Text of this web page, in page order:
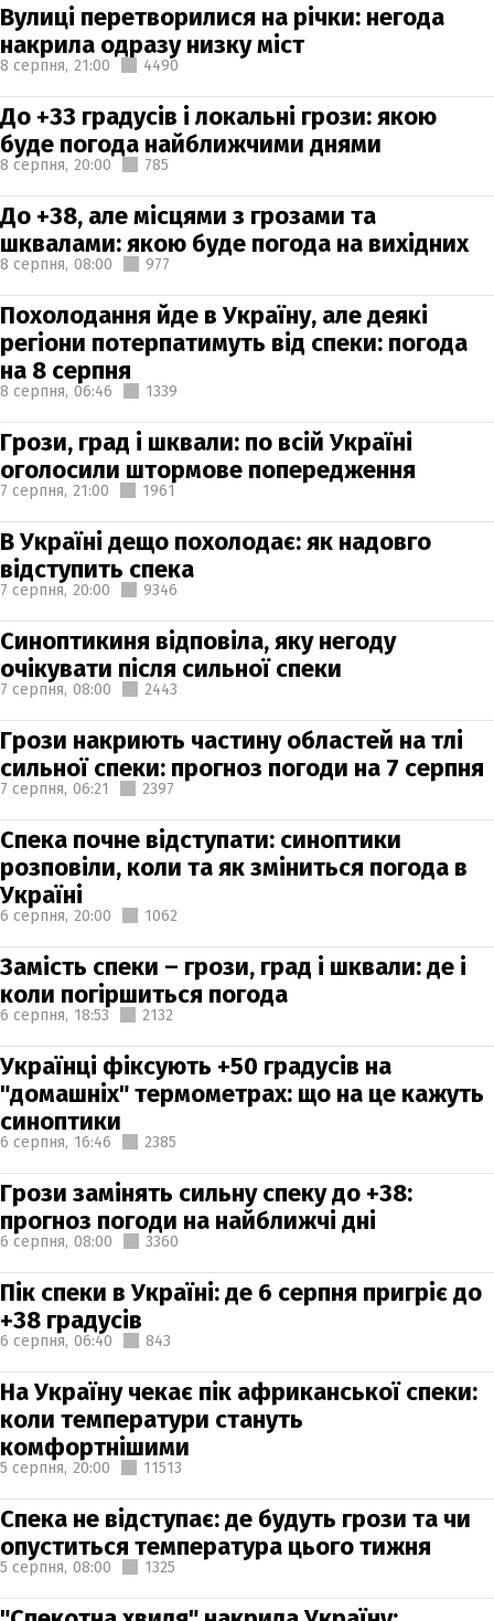
Вулиці перетворилися на річки: негода
накрила одразу низку міст
8 серпня, 21:00 4490
До +33 градусів і локальні грози: якою
буде погода найближчими днями
8 серпня, 20:00 785
До +38, але місцями з грозами та
шквалами: якою буде погода на вихідних
8 серпня, 08:00 977
Похолодання йде в Україну, але деякі
регіони потерпатимуть від спеки: погода
на 8 серпня
8 серпня, 06:46 1339
Грози, град і шквали: по всій Україні
оголосили штормове попередження
7 серпня, 21:00 1961
В Україні дещо похолодає: як надовго
відступить спека
7 серпня, 20:00 9346
Синоптикиня відповіла, яку негоду
очікувати після сильної спеки
7 серпня, 08:00 2443
Грози накриють частину областей на тлі
сильної спеки: прогноз погоди на 7 серпня
7 серпня, 06:21 2397
Спека почне відступати: синоптики
розповіли, коли та як зміниться погода в
Україні
6 серпня, 20:00 1062
Замість спеки – грози, град і шквали: де і
коли погіршиться погода
6 серпня, 18:53 2132
Українці фіксують +50 градусів на
"домашніх" термометрах: що на це кажуть
синоптики
6 серпня, 16:46 2385
Грози замінять сильну спеку до +38:
прогноз погоди на найближчі дні
6 серпня, 08:00 3360
Пік спеки в Україні: де 6 серпня пригріє до
+38 градусів
6 серпня, 06:40 843
На Україну чекає пік африканської спеки:
коли температури стануть
комфортнішими
5 серпня, 20:00 11513
Спека не відступає: де будуть грози та чи
опуститься температура цього тижня
5 серпня, 08:00 1325